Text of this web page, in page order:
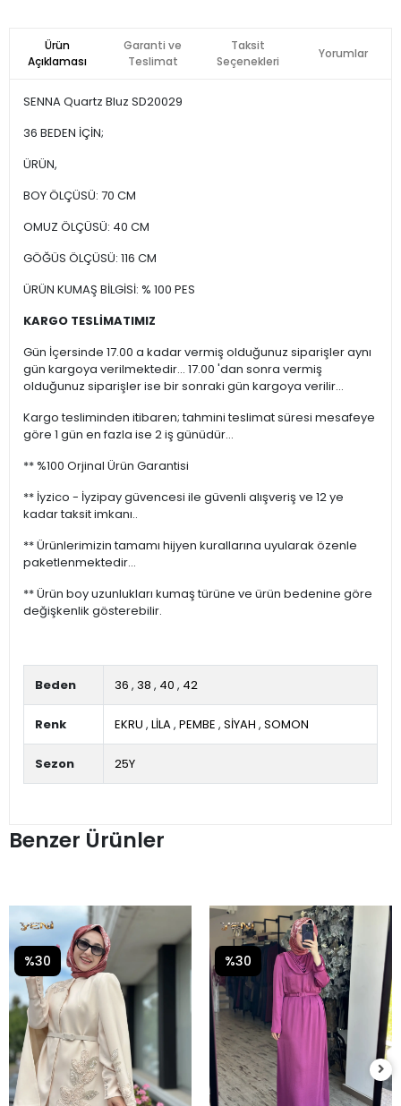
Ürün
Açıklaması
Garanti ve
Teslimat
Taksit
Seçenekleri
Yorumlar
SENNA Quartz Bluz SD20029
36 BEDEN İÇİN;
ÜRÜN,
BOY ÖLÇÜSÜ: 70 CM
OMUZ ÖLÇÜSÜ: 40 CM
GÖĞÜS ÖLÇÜSÜ: 116 CM
ÜRÜN KUMAŞ BİLGİSİ: % 100 PES
KARGO TESLİMATIMIZ
Gün İçersinde 17.00 a kadar vermiş olduğunuz siparişler aynı
gün kargoya verilmektedir... 17.00 'dan sonra vermiş
olduğunuz siparişler ise bir sonraki gün kargoya verilir...
Kargo tesliminden itibaren; tahmini teslimat süresi mesafeye
göre 1 gün en fazla ise 2 iş günüdür...
** %100 Orjinal Ürün Garantisi
** İyzico - İyzipay güvencesi ile güvenli alışveriş ve 12 ye
kadar taksit imkanı..
** Ürünlerimizin tamamı hijyen kurallarına uyularak özenle
paketlenmektedir...
** Ürün boy uzunlukları kumaş türüne ve ürün bedenine göre
değişkenlik gösterebilir.
Beden 36 , 38 , 40 , 42
Renk EKRU , LİLA, PEMBE , SİYAH , SOMON
Sezon 25Y
Benzer Ürünler
%30 %30